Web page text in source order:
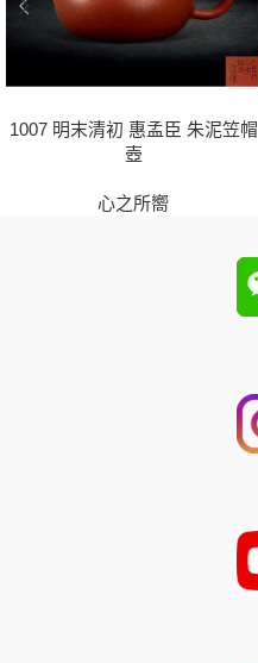
1007 明末清初 惠孟臣 朱泥笠帽
壺
心之所嚮